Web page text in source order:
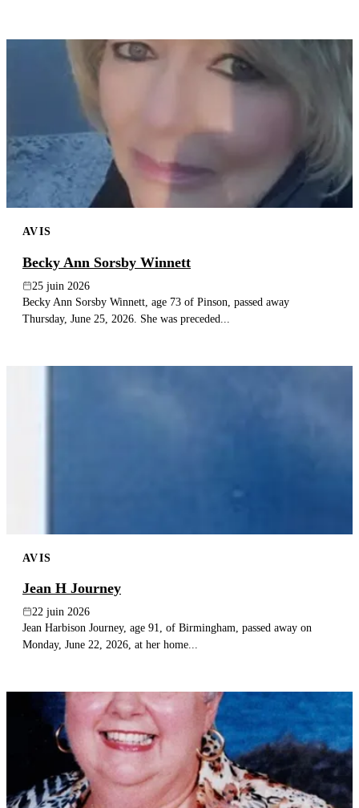
AVIS
Becky Ann Sorsby Winnett
25 juin 2026
Becky Ann Sorsby Winnett, age 73 of Pinson, passed away
Thursday, June 25, 2026. She was preceded...
AVIS
Jean H Journey
22 juin 2026
Jean Harbison Journey, age 91, of Birmingham, passed away on
Monday, June 22, 2026, at her home...